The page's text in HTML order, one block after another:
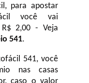
para apostar
você vai
2,00 - Veja
541.
541, você
nas casas